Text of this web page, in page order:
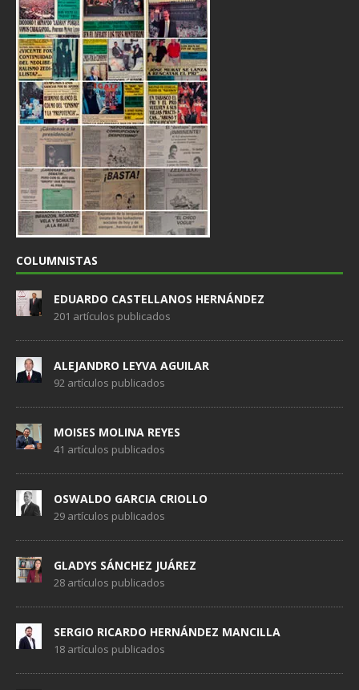
COLUMNISTAS
EDUARDO CASTELLANOS HERNÁNDEZ
201 artículos publicados
ALEJANDRO LEYVA AGUILAR
92 artículos publicados
MOISES MOLINA REYES
41 artículos publicados
OSWALDO GARCIA CRIOLLO
29 artículos publicados
GLADYS SÁNCHEZ JUÁREZ
28 artículos publicados
SERGIO RICARDO HERNÁNDEZ MANCILLA
18 artículos publicados